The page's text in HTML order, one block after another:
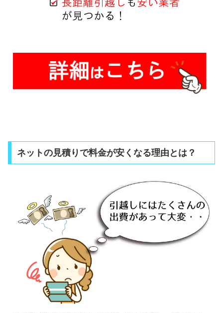
ネットの見積りで料金が安くなる理由とは？